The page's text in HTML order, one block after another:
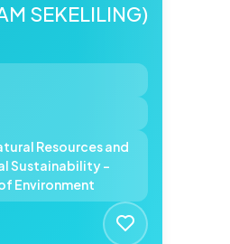
SEKELILING)
Resources and
Sustainability -
Environment